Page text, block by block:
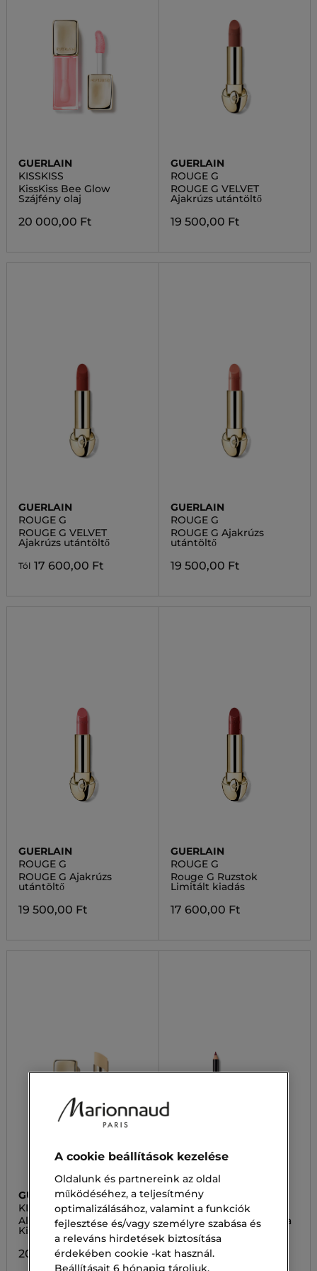
GUERLAIN
KISSKISS
KissKiss Bee Glow
Szájfény olaj
20 000,00 Ft
GUERLAIN
ROUGE G
ROUGE G VELVET
Ajakrúzs utántöltő
19 500,00 Ft
GUERLAIN
ROUGE G
ROUGE G VELVET
Ajakrúzs utántöltő
Tól 17 600,00 Ft
GUERLAIN
ROUGE G
ROUGE G Ajakrúzs
utántöltő
19 500,00 Ft
GUERLAIN
ROUGE G
ROUGE G Ajakrúzs
utántöltő
19 500,00 Ft
GUERLAIN
ROUGE G
Rouge G Ruzstok
Limitált kiadás
17 600,00 Ft
GUERLAIN
KISSKISS
Alap az ajakápoláshoz
KissKiss Bee Lift
20 000,00 Ft
GUERLAIN
CONTOUR G
CONTOUR G Ajakceruza
13 700,00 Ft
A cookie beállítások kezelése
Oldalunk és partnereink az oldal
működéséhez, a teljesítmény
optimalizálásához, valamint a funkciók
fejlesztése és/vagy személyre szabása és
a releváns hirdetések biztosítása
érdekében cookie -kat használ.
Beállításait 6 hónapig tároljuk.